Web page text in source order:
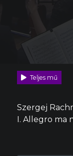
Teljes mű
Szergej
I. Allegro ma